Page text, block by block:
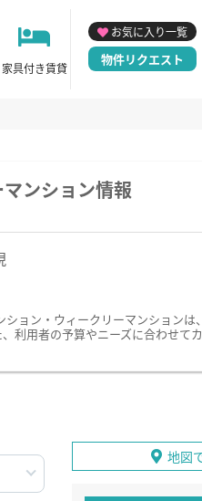
家具付き賃貸
お気に入り一覧
物件リクエスト
ンション情報
ョン・ウィークリーマンションは
利用者の予算やニーズに合わせて
地図